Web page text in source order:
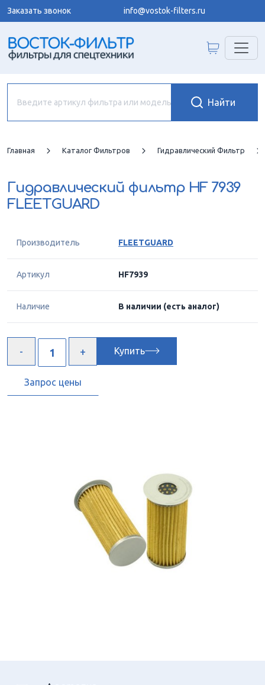
Заказать звонок info@vostok-filters.ru
Главная Каталог Фильтров Гидравлический Фильтр
Гидравлический фильтр HF 7939
FLEETGUARD
Производитель FLEETGUARD
Артикул HF7939
Наличие В наличии (есть аналог)
Купить
Запрос цены